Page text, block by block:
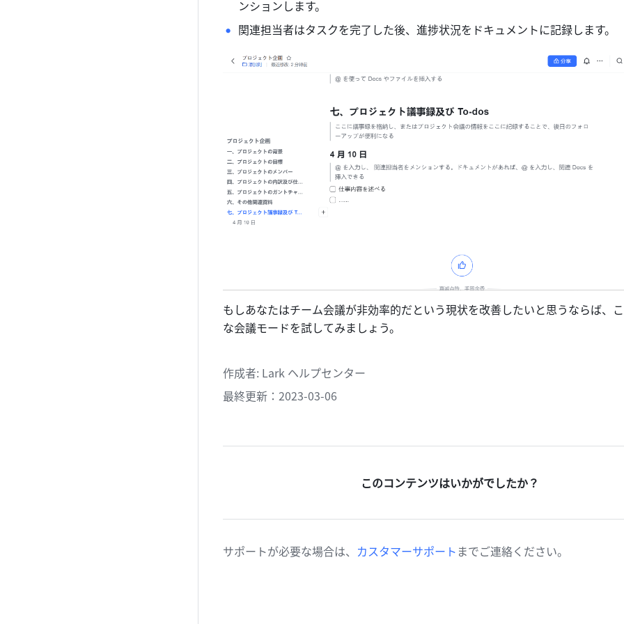
ンションします。
関連担当者はタスクを完了した後、進捗状況をドキュメントに記録します。
もしあなたはチーム会議が非効率的だという現状を改善したいと思うならば、
な会議モードを試してみましょう。
作成者: Lark ヘルプセンター
最終更新：2023-03-06
このコンテンツはいかがでしたか？
サポートが必要な場合は、 カスタマーサポート までご連絡ください。